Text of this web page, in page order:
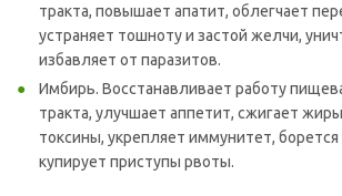
тракта, повышает апатит, облегчает
устраняет тошноту и застой желчи,
избавляет от паразитов.
Имбирь. Восстанавливает работу
тракта, улучшает аппетит, сжигает
токсины, укрепляет иммунитет,
купирует приступы рвоты.